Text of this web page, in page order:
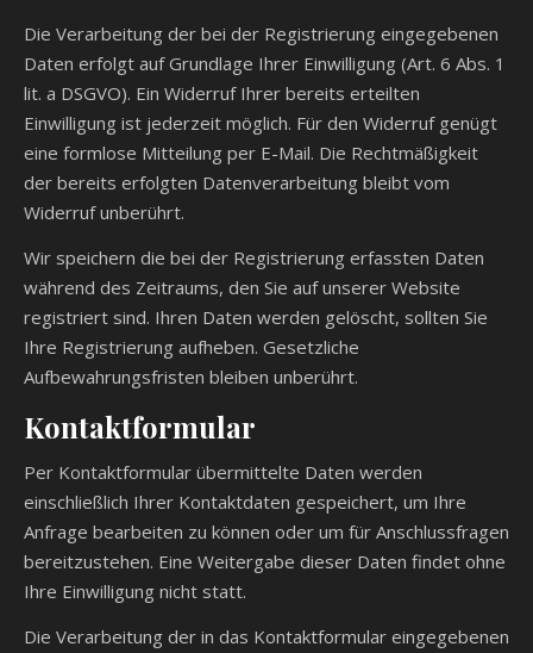
Die Verarbeitung der bei der Registrierung eingegebenen
Daten erfolgt auf Grundlage Ihrer Einwilligung (Art. 6 Abs. 1
lit. a DSGVO). Ein Widerruf Ihrer bereits erteilten
Einwilligung ist jederzeit möglich. Für den Widerruf genügt
eine formlose Mitteilung per E-Mail. Die Rechtmäßigkeit
der bereits erfolgten Datenverarbeitung bleibt vom
Widerruf unberührt.
Wir speichern die bei der Registrierung erfassten Daten
während des Zeitraums, den Sie auf unserer Website
registriert sind. Ihren Daten werden gelöscht, sollten Sie
Ihre Registrierung aufheben. Gesetzliche
Aufbewahrungsfristen bleiben unberührt.
Kontaktformular
Per Kontaktformular übermittelte Daten werden
einschließlich Ihrer Kontaktdaten gespeichert, um Ihre
Anfrage bearbeiten zu können oder um für Anschlussfragen
bereitzustehen. Eine Weitergabe dieser Daten findet ohne
Ihre Einwilligung nicht statt.
Die Verarbeitung der in das Kontaktformular eingegebenen